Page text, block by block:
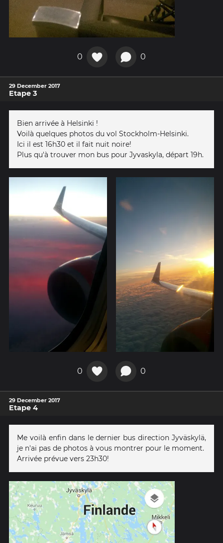
0 0
29 December 2017
Etape 3
Bien arrivée à Helsinki !
Voilà quelques photos du vol Stockholm-Helsinki.
Ici il est 16h30 et il fait nuit noire!
Plus qu'à trouver mon bus pour Jyvaskyla, départ 19h.
0 0
29 December 2017
Etape 4
Me voilà enfin dans le dernier bus direction Jyväskylä,
je n'ai pas de photos à vous montrer pour le moment.
Arrivée prévue vers 23h30!